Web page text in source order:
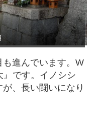
進んでいます。W
です。イノシシ
、長い闘いになり